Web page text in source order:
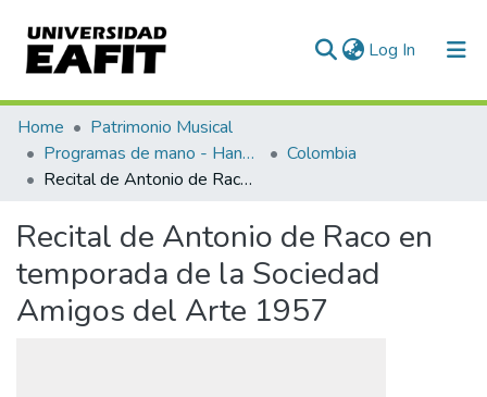
Log In (current)
Communities & Collections
All of DSpace
Home
Patrimonio Musical
Programas de mano - Hand programs
Colombia
Recital de Antonio de Raco en temporada de la Sociedad Amigos del Arte 1957
Recital de Antonio de Raco en
temporada de la Sociedad
Amigos del Arte 1957